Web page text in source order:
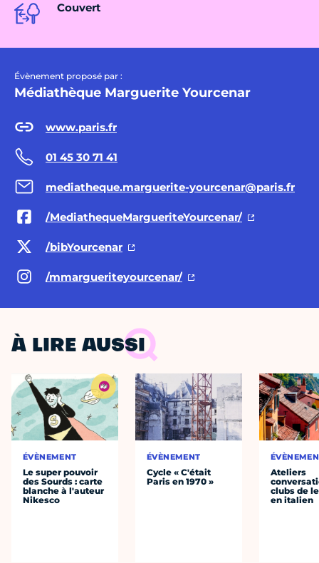
Couvert
Évènement proposé par :
Médiathèque Marguerite Yourcenar
www.paris.fr
01 45 30 71 41
mediatheque.marguerite-yourcenar@paris.fr
/MediathequeMargueriteYourcenar/
/bibYourcenar
/mmargueriteyourcenar/
À LIRE AUSSI
ÉVÈNEMENT
Le super pouvoir
des Sourds : carte
blanche à l'auteur
Nikesco
ÉVÈNEMENT
Cycle « C'était
Paris en 1970 »
Ateliers
clubs de
en italien